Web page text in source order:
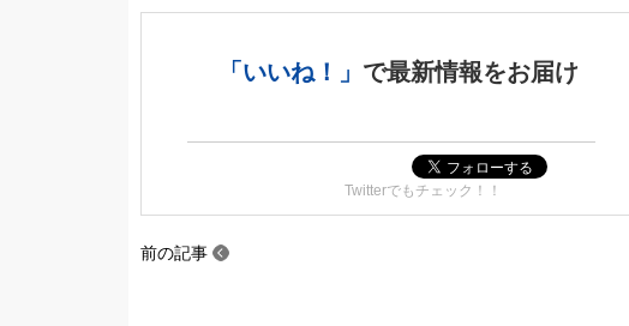
「いいね！」 で最新情報をお届け
Twitterでもチェック！！
前の記事